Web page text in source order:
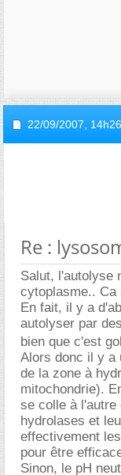
22/09/2007, 14h26
Re :
Salut, l'autolyse
cytoplasme.. Ca
En fait, il y a
autolyser par
bien que c'est
Alors donc il y a
de la zone à
mitochondrie).
se colle à l'autre
hydrolases et
effectivement
pour être
Sinon, le pH